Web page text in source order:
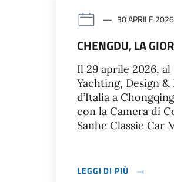
30 APRILE 2026
CHENGDU, LA
Il 29 aprile 2026,
Yachting, Design &
d’Italia a
con la Camera di
Sanhe Classic Car
LEGGI DI PIÙ